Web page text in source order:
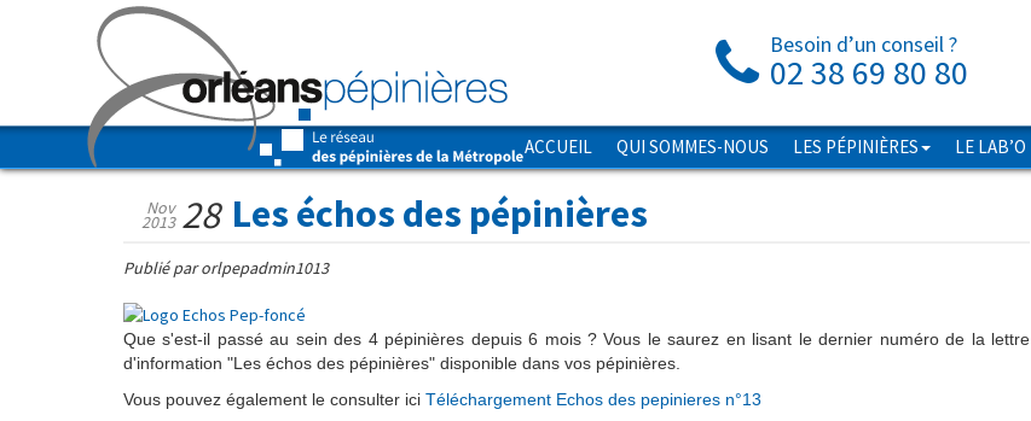
Besoin d’un conseil ?
02 38 69 80 80
ACCUEIL QUI SOMMES-NOUS LES PÉPINIÈRES LE LAB’O
Les échos des pépinières
Nov
2013 28
Publié par orlpepadmin1013
Que s'est-il passé au sein des 4 pépinières depuis 6 mois ? Vous le saurez en lisant le dernier numéro de la lettre
d'information "Les échos des pépinières" disponible dans vos pépinières.
Vous pouvez également le consulter ici Téléchargement Echos des pepinieres n°13